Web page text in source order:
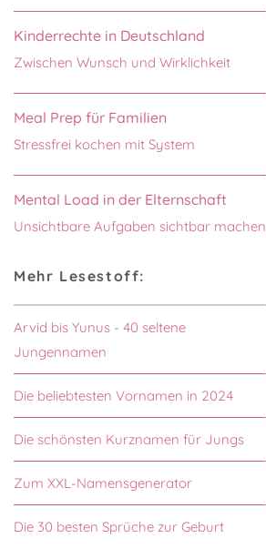
Kinderrechte in Deutschland
Zwischen Wunsch und Wirklichkeit
Meal Prep für Familien
Stressfrei kochen mit System
Mental Load in der Elternschaft
Unsichtbare Aufgaben sichtbar machen
Mehr Lesestoff:
Arvid bis Yunus - 40 seltene
Jungennamen
Die beliebtesten Vornamen in 2024
Die schönsten Kurznamen für Jungs
Zum XXL-Namensgenerator
Die 30 besten Sprüche zur Geburt